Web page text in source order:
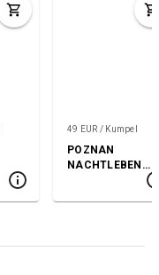
49 EUR / Kumpel
POZNAN
NACHTLEBEN